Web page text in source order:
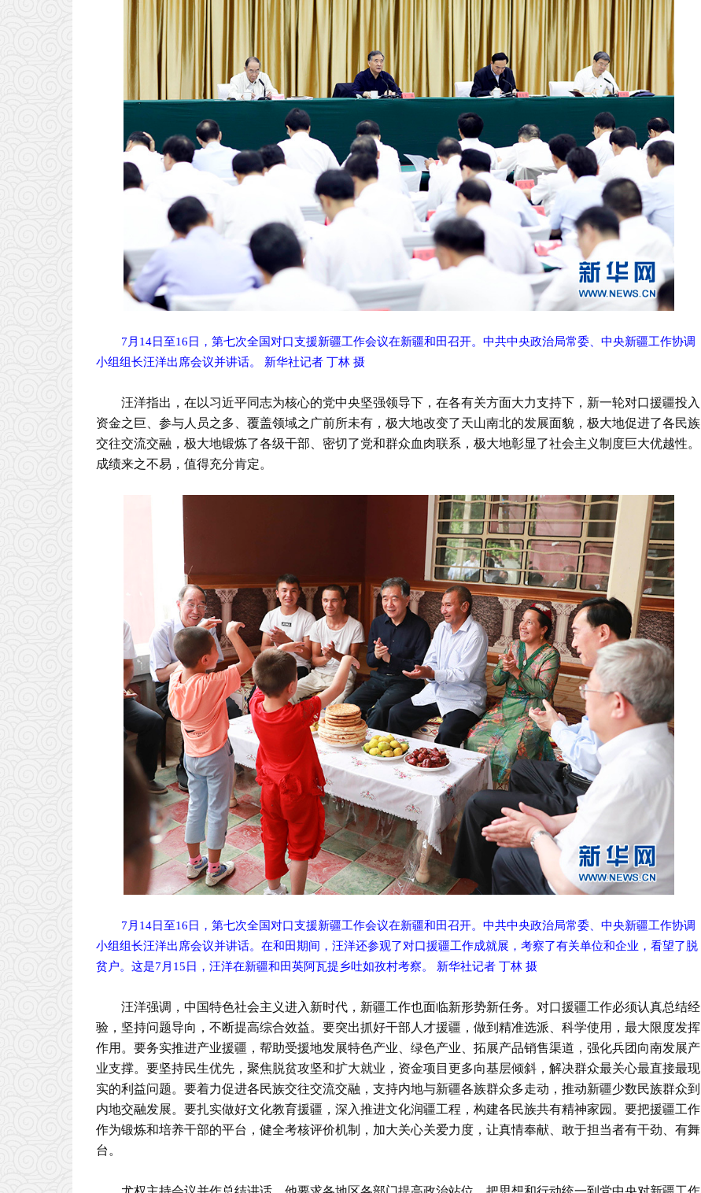
7月14日至16日，第七次全国对口支援新疆工作会议在新疆和田召开。中共中央政治局常委、中央新疆工作协调
小组组长汪洋出席会议并讲话。 新华社记者 丁林 摄
汪洋指出，在以习近平同志为核心的党中央坚强领导下，在各有关方面大力支持下，新一轮对口援疆投入
资金之巨、参与人员之多、覆盖领域之广前所未有，极大地改变了天山南北的发展面貌，极大地促进了各民族
交往交流交融，极大地锻炼了各级干部、密切了党和群众血肉联系，极大地彰显了社会主义制度巨大优越性。
成绩来之不易，值得充分肯定。
7月14日至16日，第七次全国对口支援新疆工作会议在新疆和田召开。中共中央政治局常委、中央新疆工作协调
小组组长汪洋出席会议并讲话。在和田期间，汪洋还参观了对口援疆工作成就展，考察了有关单位和企业，看望了脱
贫户。这是7月15日，汪洋在新疆和田英阿瓦提乡吐如孜村考察。 新华社记者 丁林 摄
汪洋强调，中国特色社会主义进入新时代，新疆工作也面临新形势新任务。对口援疆工作必须认真总结经
验，坚持问题导向，不断提高综合效益。要突出抓好干部人才援疆，做到精准选派、科学使用，最大限度发挥
作用。要务实推进产业援疆，帮助受援地发展特色产业、绿色产业、拓展产品销售渠道，强化兵团向南发展产
业支撑。要坚持民生优先，聚焦脱贫攻坚和扩大就业，资金项目更多向基层倾斜，解决群众最关心最直接最现
实的利益问题。要着力促进各民族交往交流交融，支持内地与新疆各族群众多走动，推动新疆少数民族群众到
内地交融发展。要扎实做好文化教育援疆，深入推进文化润疆工程，构建各民族共有精神家园。要把援疆工作
作为锻炼和培养干部的平台，健全考核评价机制，加大关心关爱力度，让真情奉献、敢于担当者有干劲、有舞
台。